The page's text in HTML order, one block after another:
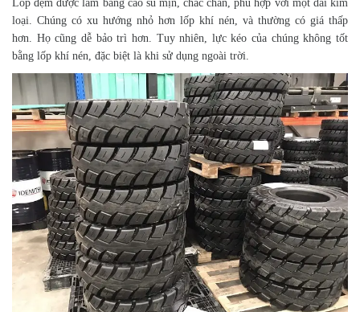
Lốp đệm được làm bằng cao su mịn, chắc chắn, phù hợp với một dải kim
loại. Chúng có xu hướng nhỏ hơn lốp khí nén, và thường có giá thấp
hơn. Họ cũng dễ bảo trì hơn. Tuy nhiên, lực kéo của chúng không tốt
bằng lốp khí nén, đặc biệt là khi sử dụng ngoài trời.